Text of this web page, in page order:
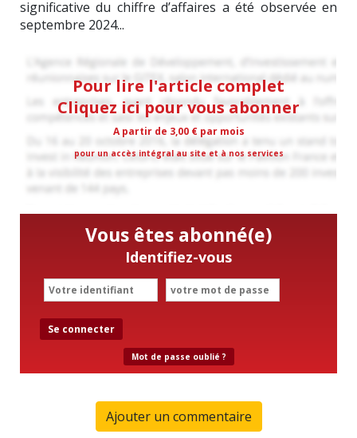
significative du chiffre d’affaires a été observée en
septembre 2024...
Pour lire l'article complet
Cliquez ici pour vous abonner
A partir de 3,00 € par mois
pour un accès intégral au site et à nos services
Vous êtes abonné(e)
Identifiez-vous
Se connecter
Mot de passe oublié ?
Ajouter un commentaire